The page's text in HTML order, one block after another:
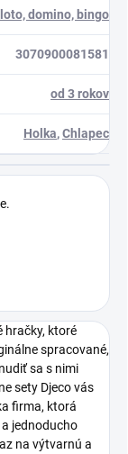
domino, bingo
3070900081581
od 3 rokov
Holka,Chlapec
hračky, ktoré
spracované,
sa s nimi
sety Djeco vás
firma, ktorá
jednoducho
na výtvarnú a